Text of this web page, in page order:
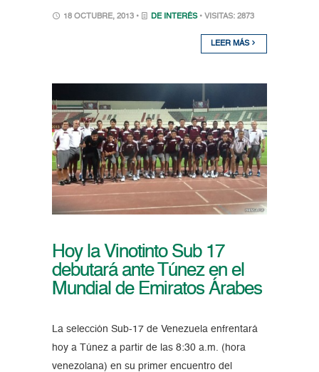
18 OCTUBRE, 2013 • DE INTERÉS • VISITAS: 2873
LEER MÁS
Hoy la Vinotinto Sub 17
debutará ante Túnez en el
Mundial de Emiratos Árabes
La selección Sub-17 de Venezuela enfrentará
hoy a Túnez a partir de las 8:30 a.m. (hora
venezolana) en su primer encuentro del